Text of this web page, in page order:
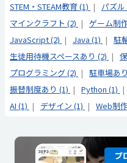
STEM・STEAM教育 (1)
パズル
マインクラフト (2)
ゲーム制
JavaScript (2)
Java (1) 駐
生徒用待機スペースあり (2)
プログラミング (2)
駐車場あ
振替制度あり (1)
Python (1)
AI (1)
デザイン (1) Web制